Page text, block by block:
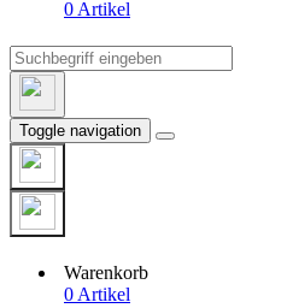
0 Artikel
Toggle navigation
Warenkorb
0 Artikel